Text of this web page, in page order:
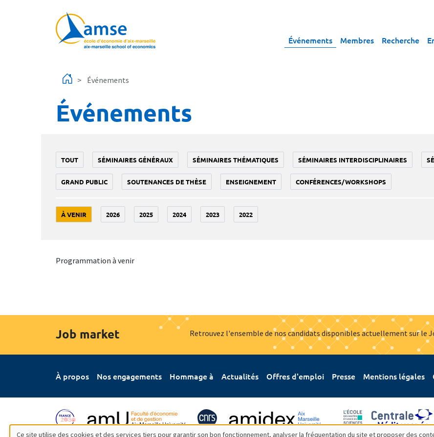
Événements Membres Recherche
Événements
Événements
TOUT SÉMINAIRES GÉNÉRAUX SÉMINAIRES THÉMATIQUES SÉMINAIRES INTERDISCIPLINAIRES
GRAND PUBLIC SOUTENANCES DE THÈSE ENSEIGNEMENT CONFÉRENCES/WORKSHOPS
À VENIR 2026 2025 2024 2023 2022
Programmation à venir
Job market Retrouvez l'ensemble de nos candidats disponibles actuellement sur le
À propos Nos engagements Hommage à Actualités Offres d'emploi Presse Mentions légales
Ce site utilise des cookies et des services tiers pour garantir son bon fonctionnement, analyser la fréquentation du site et proposer des